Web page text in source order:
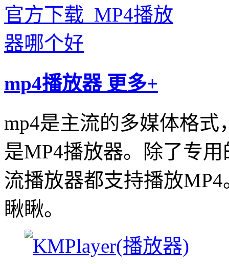
mp4播放器 更多+
mp4是主流的多媒体格
是MP4播放器。除了专
流播放器都支持播放
瞅瞅。